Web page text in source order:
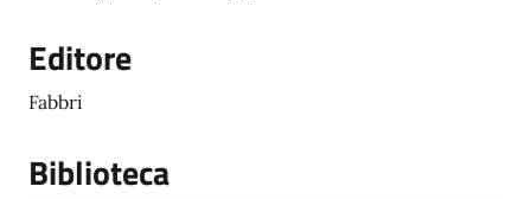
Editore
Fabbri
Biblioteca